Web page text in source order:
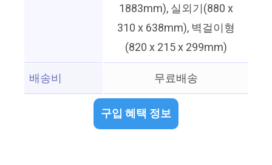
1883mm), 실외기(880 x
310 x 638mm), 벽걸이형
(820 x 215 x 299mm)
배송비
무료배송
구입 혜택 정보